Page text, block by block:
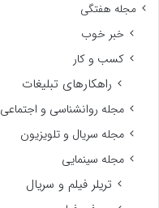
مجله هفتگی
خبر خوب
کسب و کار
راهکارهای تبلیغات
مجله روانشناسی و اجتماعی
مجله سریال و تلویزیون
مجله سینمایی
تریلر فیلم و سریال